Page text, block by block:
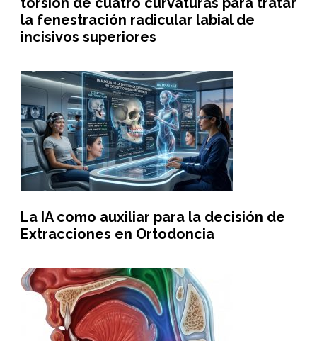
la fenestración radicular labial de
incisivos superiores
La IA como auxiliar para la decisión de
Extracciones en Ortodoncia